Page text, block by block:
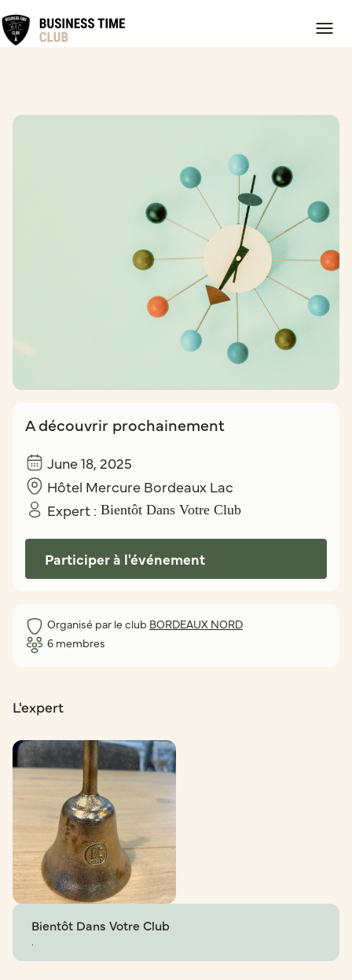
A découvrir prochainement
June 18, 2025
Hôtel Mercure Bordeaux Lac
Expert : Bientôt Dans Votre Club
Participer à l'événement
Organisé par le club BORDEAUX NORD
6 membres
L'expert
Bientôt Dans Votre Club
.